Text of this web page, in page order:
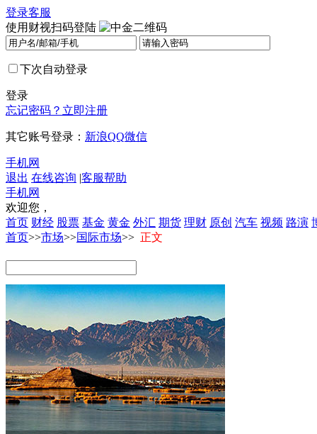
登录客服
使用财视扫码登陆
下次自动登录
登录
忘记密码？ 立即注册
其它账号登录： 新浪QQ微信
手机网
退出 在线咨询 |客服帮助
手机网
欢迎您，
首页 财经 股票 基金 黄金 外汇 期货 理财 原创 汽车 视频 路演
首页>>市场>>国际市场>> 正文